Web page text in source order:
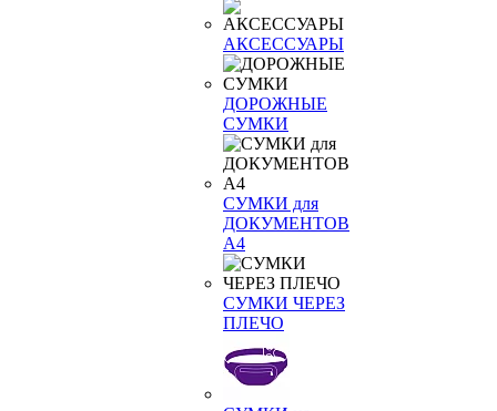
АКСЕССУАРЫ
ДОРОЖНЫЕ
СУМКИ
СУМКИ для
ДОКУМЕНТОВ
А4
СУМКИ ЧЕРЕЗ
ПЛЕЧО